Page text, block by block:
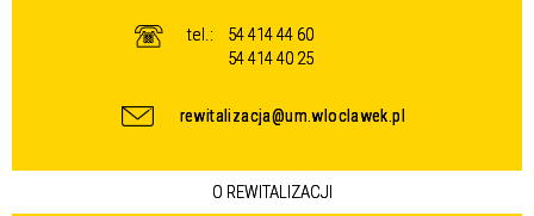
tel.:
54 414 44 60
54 414 40 25
rewitalizacja@um.wloclawek.pl
O REWITALIZACJI